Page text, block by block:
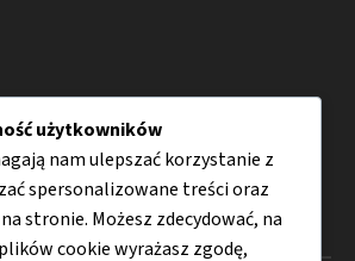
użytkowników
nam ulepszać korzystanie z
spersonalizowane treści oraz
stronie. Możesz zdecydować, na
cookie wyrażasz zgodę,